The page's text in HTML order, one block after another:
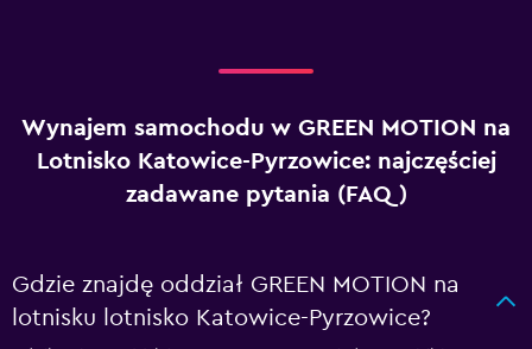
Wynajem samochodu w GREEN MOTION na
Lotnisko Katowice-Pyrzowice: najczęściej
zadawane pytania (FAQ)
Gdzie znajdę oddział GREEN MOTION na
lotnisku lotnisko Katowice-Pyrzowice?